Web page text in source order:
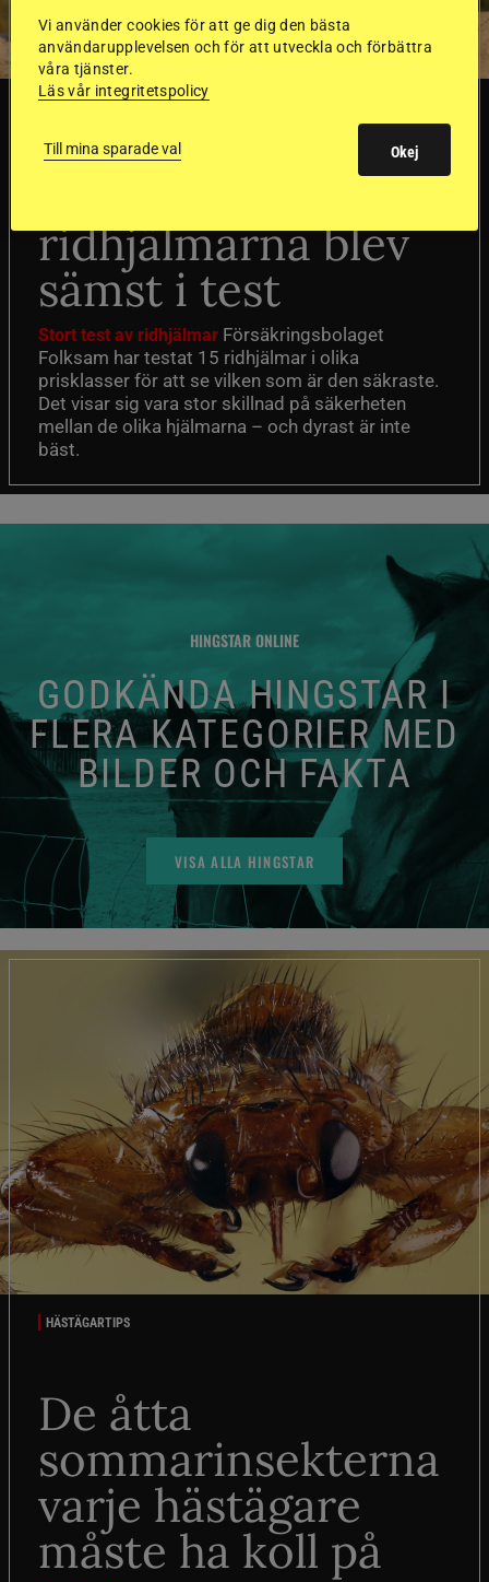
ridhjälmarna blev
sämst i test
Stort test av ridhjälmar Försäkringsbolaget
Folksam har testat 15 ridhjälmar i olika
prisklasser för att se vilken som är den säkraste.
Det visar sig vara stor skillnad på säkerheten
mellan de olika hjälmarna – och dyrast är inte
bäst.
HINGSTAR ONLINE
GODKÄNDA HINGSTAR I
FLERA KATEGORIER MED
BILDER OCH FAKTA
VISA ALLA HINGSTAR
HÄSTÄGARTIPS
De åtta
sommarinsekterna
varje hästägare
måste ha koll på
Vi använder cookies för att ge dig den bästa
användarupplevelsen och för att utveckla och förbättra
våra tjänster.
Läs vår integritetspolicy
Till mina sparade val Okej